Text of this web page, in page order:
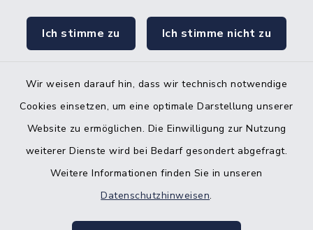
Ich stimme zu Ich stimme nicht zu
Wir weisen darauf hin, dass wir technisch notwendige
Cookies einsetzen, um eine optimale Darstellung unserer
Website zu ermöglichen. Die Einwilligung zur Nutzung
weiterer Dienste wird bei Bedarf gesondert abgefragt.
Weitere Informationen finden Sie in unseren
Datenschutzhinweisen.
Nebenstelle Padenstedt
KFZ-Zulassungsbehörde
Gleichstellungsbüro
Barrierefreiheit